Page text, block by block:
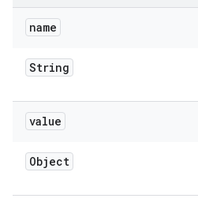
name
String
value
Object